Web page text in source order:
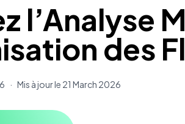
l’Analyse
des
· Mis à jour le 21 March 2026